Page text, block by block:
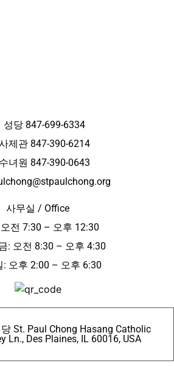
성당 847-699-6334
제관 847-390-6214
수녀원 847-390-0643
사무실 / Office
전 7:30 – 오후 12:30
: 오전 8:30 – 오후 4:30
: 오후 2:00 – 오후 6:30
St. Paul Chong Hasang Catholic
Ln., Des Plaines, IL 60016, USA